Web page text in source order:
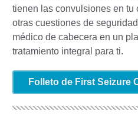
tienen las convulsiones en tu
otras cuestiones de
médico de cabecera en un
tratamiento integral para ti.
Folleto de First Seizure